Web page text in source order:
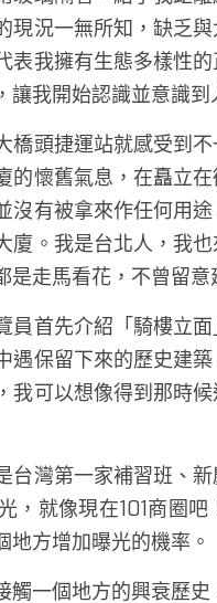
現況一無所知，缺乏
表我擁有生態多樣性
我開始認識並意識到
橋頭捷運站就感受到
的懷舊氣息，在矗立
沒有被拿來作任何用
廈。我是台北人，我
走馬看花，不曾留意
員首先介紹「騎樓立
保留下來的歷史建
我可以想像得到那時
台灣第一家補習班、
，就像現在101商圈
方增加曝光的機率。
觸一個地方的興衰歷